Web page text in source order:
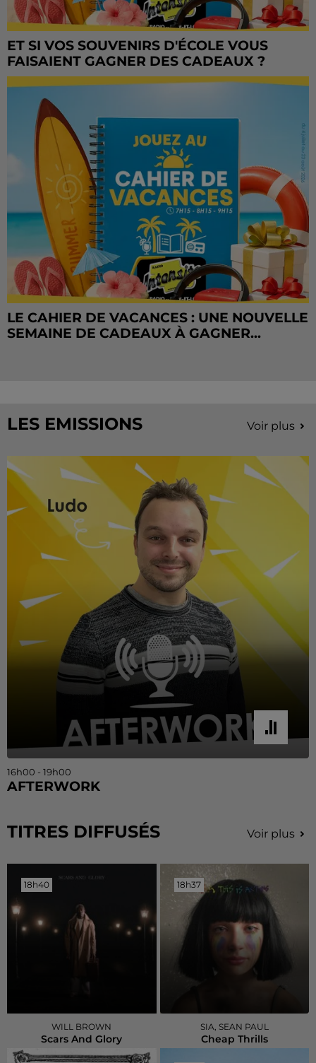
ET SI VOS SOUVENIRS D'ÉCOLE VOUS
FAISAIENT GAGNER DES CADEAUX ?
LE CAHIER DE VACANCES : UNE NOUVELLE
SEMAINE DE CADEAUX À GAGNER...
LES EMISSIONS Voir plus
16h00 - 19h00
AFTERWORK
TITRES DIFFUSÉS Voir plus
18h40
18h40
WILL BROWN
Scars And Glory
18h37
18h37
SIA, SEAN PAUL
Cheap Thrills